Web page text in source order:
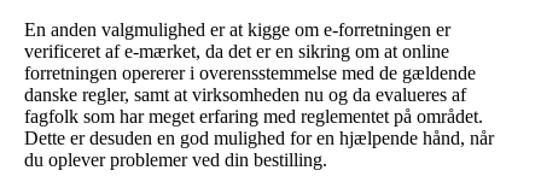
En anden valgmulighed er at kigge om e-forretningen er
verificeret af e-mærket, da det er en sikring om at online
forretningen opererer i overensstemmelse med de gældende
danske regler, samt at virksomheden nu og da evalueres af
fagfolk som har meget erfaring med reglementet på området.
Dette er desuden en god mulighed for en hjælpende hånd, når
du oplever problemer ved din bestilling.